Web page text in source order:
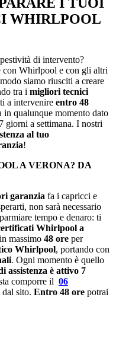
WHIRLPOOL
di intervento?
con Whirlpool e con gli altri
siamo riusciti a creare
tra i migliori tecnici
a intervenire entro 48
in qualunque momento dato
giorni a settimana. I nostri
al tuo
!
A VERONA? DA
garanzia fa i capricci e
non sarà necessario
tempo e denaro: ti
Whirlpool a
massimo 48 ore per
Whirlpool, portando con
. Ogni momento è quello
assistenza è attivo 7
comporre il 06
sito. Entro 48 ore potrai